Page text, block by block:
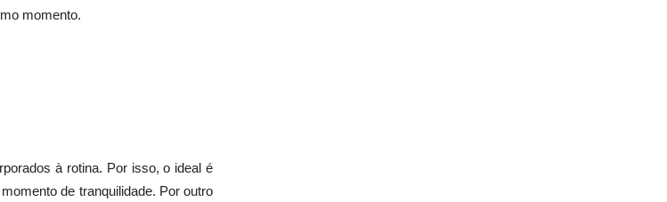
momento.
à rotina. Por isso, o ideal é
de tranquilidade. Por outro